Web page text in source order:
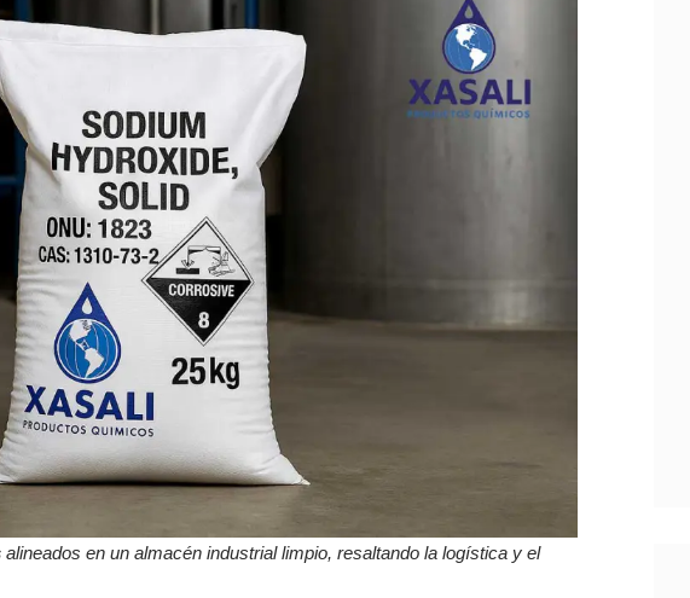
alineados en un almacén industrial limpio, resaltando la logística y el